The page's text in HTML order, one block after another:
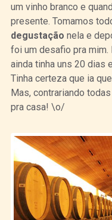
um vinho branco e
presente. Tomamos
degustação nela e
foi um desafio pra mim.
ainda tinha uns 20 dias
Tinha certeza que ia
Mas, contrariando
pra casa! \o/